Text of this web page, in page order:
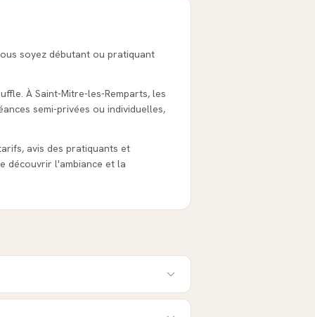
soyez débutant ou pratiquant
À Saint-Mitre-les-Remparts, les
semi-privées ou individuelles,
avis des pratiquants et
découvrir l'ambiance et la